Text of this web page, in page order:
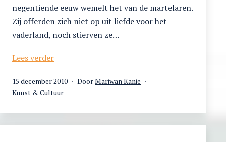
negentiende eeuw wemelt het van de martelaren.
Zij offerden zich niet op uit liefde voor het
vaderland, noch stierven ze…
Lees verderMartelaar
de
liefde
Gepubliceerd
op
15 december 2010 DoorMariwan Kanie
Gecategoriseerd
Kunst & Cultuur